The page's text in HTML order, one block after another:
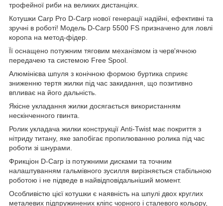
трофейної риби на великих дистанціях.
Котушки Carp Pro D-Carp нової генерації надійні, ефективні та
зручні в роботі! Модель D-Carp 5500 FS призначено для ловлі
коропа на метод-фідер.
Її оснащено потужним тяговим механізмом із черв'ячною
передачею та системою Free Spool.
Алюмінієва шпуля з конічною формою буртика сприяє
зниженню тертя жилки під час закидання, що позитивно
впливає на його дальність.
Якісне укладання жилки досягається використанням
нескінченного гвинта.
Ролик укладача жилки конструкції Anti-Twist має покриття з
нітриду титану, яке запобігає пропилюванню ролика під час
роботи зі шнурами.
Фрикціон D-Carp із потужними дисками та точним
налаштуванням гальмівного зусилля вирізняється стабільною
роботою і не підведе в найвідповідальніший момент.
Особливістю цієї котушки є наявність на шпулі двох круглих
металевих підпружинених кліпс чорного і сталевого кольору,